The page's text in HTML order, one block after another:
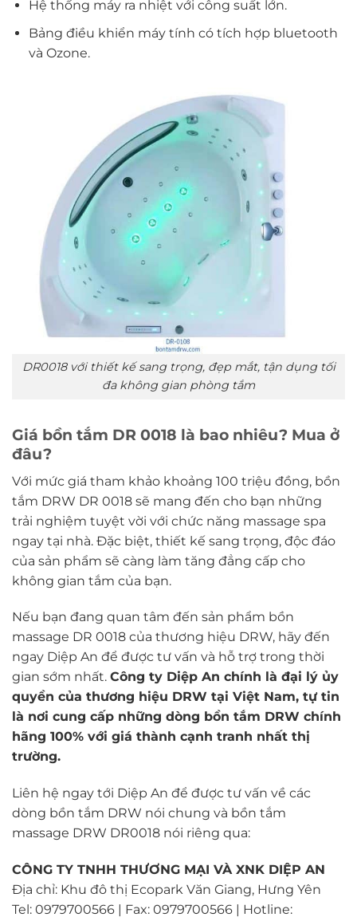
Hệ thống máy ra nhiệt với công suất lớn.
Bảng điều khiển máy tính có tích hợp bluetooth
và Ozone.
DR0018 với thiết kế sang trọng, đẹp mắt, tận dụng tối
đa không gian phòng tắm
Giá bồn tắm DR 0018 là bao nhiêu? Mua ở
đâu?
Với mức giá tham khảo khoảng 100 triệu đồng, bồn
tắm DRW DR 0018 sẽ mang đến cho bạn những
trải nghiệm tuyệt vời với chức năng massage spa
ngay tại nhà. Đặc biệt, thiết kế sang trọng, độc đáo
của sản phẩm sẽ càng làm tăng đẳng cấp cho
không gian tắm của bạn.
Nếu bạn đang quan tâm đến sản phẩm bồn
massage DR 0018 của thương hiệu DRW, hãy đến
ngay Diệp An để được tư vấn và hỗ trợ trong thời
gian sớm nhất. Công ty Diệp An chính là đại lý ủy
quyền của thương hiệu DRW tại Việt Nam, tự tin
là nơi cung cấp những dòng bồn tắm DRW chính
hãng 100% với giá thành cạnh tranh nhất thị
trường.
Liên hệ ngay tới Diệp An để được tư vấn về các
dòng bồn tắm DRW nói chung và bồn tắm
massage DRW DR0018 nói riêng qua:
CÔNG TY TNHH THƯƠNG MẠI VÀ XNK DIỆP AN
Địa chỉ: Khu đô thị Ecopark Văn Giang, Hưng Yên
Tel: 0979700566 | Fax: 0979700566 | Hotline: